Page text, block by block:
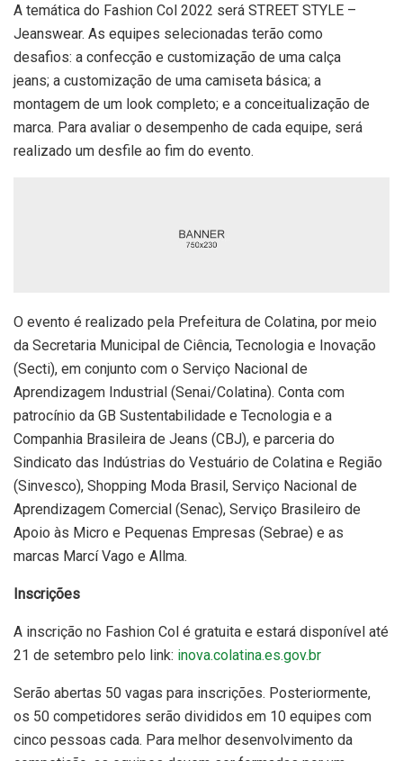
A temática do Fashion Col 2022 será STREET STYLE –
Jeanswear. As equipes selecionadas terão como
desafios: a confecção e customização de uma calça
jeans; a customização de uma camiseta básica; a
montagem de um look completo; e a conceitualização de
marca. Para avaliar o desempenho de cada equipe, será
realizado um desfile ao fim do evento.
O evento é realizado pela Prefeitura de Colatina, por meio
da Secretaria Municipal de Ciência, Tecnologia e Inovação
(Secti), em conjunto com o Serviço Nacional de
Aprendizagem Industrial (Senai/Colatina). Conta com
patrocínio da GB Sustentabilidade e Tecnologia e a
Companhia Brasileira de Jeans (CBJ), e parceria do
Sindicato das Indústrias do Vestuário de Colatina e Região
(Sinvesco), Shopping Moda Brasil, Serviço Nacional de
Aprendizagem Comercial (Senac), Serviço Brasileiro de
Apoio às Micro e Pequenas Empresas (Sebrae) e as
marcas Marcí Vago e Allma.
Inscrições
A inscrição no Fashion Col é gratuita e estará disponível até
21 de setembro pelo link: inova.colatina.es.gov.br
Serão abertas 50 vagas para inscrições. Posteriormente,
os 50 competidores serão divididos em 10 equipes com
cinco pessoas cada. Para melhor desenvolvimento da